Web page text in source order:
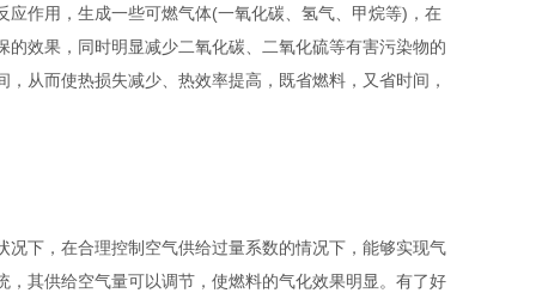
作用，生成一些可燃气体(一氧化碳、氢气、甲烷等)，在
效果，同时明显减少二氧化碳、二氧化硫等有害污染物的
从而使热损失减少、热效率提高，既省燃料，又省时间，
下，在合理控制空气供给过量系数的情况下，能够实现气
其供给空气量可以调节，使燃料的气化效果明显。有了好